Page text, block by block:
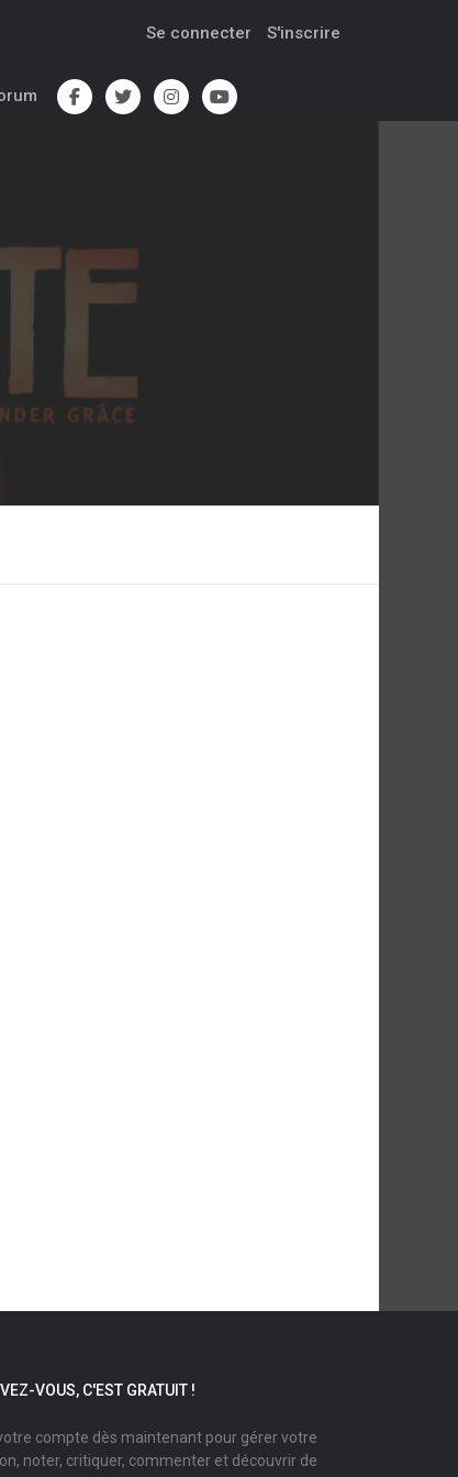
Se connecter S'inscrire
VOUS, C'EST GRATUIT !
compte dès maintenant pour gérer votre
noter, critiquer, commenter et découvrir de